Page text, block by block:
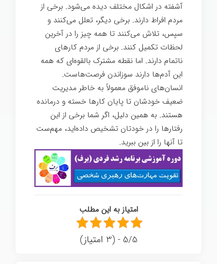
آشفته در اشکال مختلف دیده می‌شود. برخی از
مردم افراط دارند. برخی دیگر، تعلل می‌کنند و
سپس، تلاش می‌کنند تا همه چیز را در آخرین
لحظات تکمیل کنند. برخی از مردم کارهای
ناتمام دارند. اما نقطه مشترک بالقوه‌ای که همه
این آدم‌ها دارند سوزاندن فرصت‌هاست.
انسان‌های ناموفق معمولاً به خاطر مدیریت
ضعیف خودشان تا پایان کارها خسته و درمانده
هستند. به همین دلیل، اگر شما برخی از این
رفتارها را در خودتان تشخیص داده‌اید، مهم‌ست
تا آنها را از بین ببرید.
امتیاز به این مطلب
5/5 - (3 امتیاز)